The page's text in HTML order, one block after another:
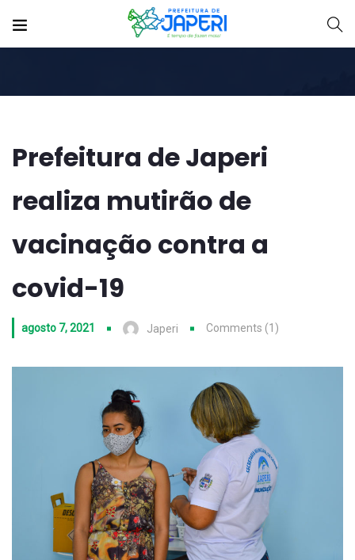
Prefeitura de Japeri
realiza mutirão de
vacinação contra a
covid-19
agosto 7, 2021 Japeri Comments (1)